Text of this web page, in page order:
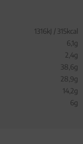
1316kJ / 315kcal
6,1g
2,4g
38,6g
28,9g
14,2g
6g